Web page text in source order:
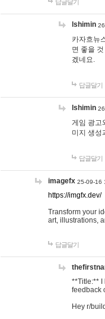
답글달기
lshimin
카자흐뉴
면 좋을
겠네요.
답글달기
lshimin
게임 광고
미지 생성
답글달기
imagefx 25-09-16
https://imgfx.dev/
Transform your
art, illustrations,
답글달기
**Title:** I
feedback
Hey r/